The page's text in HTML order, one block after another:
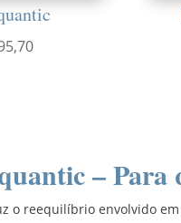
Faixa
R$95,70 – Para
o reequilíbrio envolvido